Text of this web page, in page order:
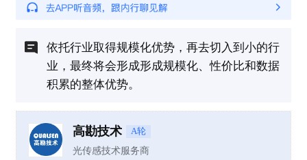
依托行业取得规模化优势，再去切入到小的行
业，最终将会形成形成规模化、性价比和数据
积累的整体优势。
高勘技术 A轮
光传感技术服务商